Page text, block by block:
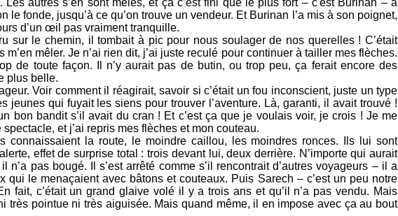
Les autres s’en sont mêlés, et ça c’est fini que le plus fort – c'est Burinan – a
le fonde, jusqu’à ce qu’on trouve un vendeur. Et Burinan l’a mis à son poignet,
d’un œil pas vraiment tranquille.
sur le chemin, il tombait à pic pour nous soulager de nos querelles ! C’était
mêler. Je n’ai rien dit, j’ai juste reculé pour continuer à tailler mes flèches.
de toute façon. Il n’y aurait pas de butin, ou trop peu, ça ferait encore des
plus belle.
Voir comment il réagirait, savoir si c’était un fou inconscient, juste un type
jeunes qui fuyait les siens pour trouver l’aventure. Là, garanti, il avait trouvé !
bon bandit s’il avait du cran ! Et c’est ça que je voulais voir, je crois ! Je me
et j’ai repris mes flèches et mon couteau.
connaissaient la route, le moindre caillou, les moindres ronces. Ils lui sont
effet de surprise total : trois devant lui, deux derrière. N’importe qui aurait
pas bougé. Il s’est arrêté comme s’il rencontrait d’autres voyageurs – il a
qui le menaçaient avec bâtons et couteaux. Puis Sarech – c’est un peu notre
fait, c’était un grand glaive volé il y a trois ans et qu’il n’a pas vendu. Mais
très pointue ni très aiguisée. Mais quand même, il en impose avec ça au bout